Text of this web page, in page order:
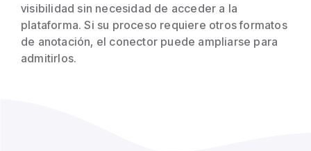
visibilidad sin necesidad de acceder a la
plataforma. Si su proceso requiere otros formatos
de anotación, el conector puede ampliarse para
admitirlos.